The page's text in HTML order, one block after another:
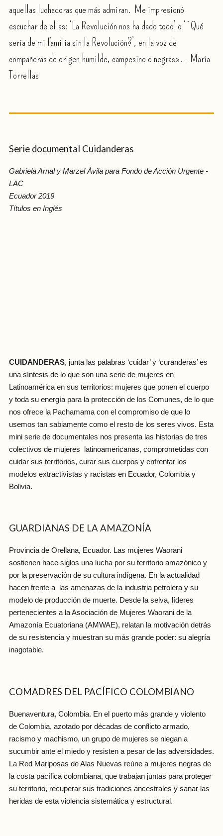
aquellas luchadoras que más admiran. Me impresionó
escuchar de ellas: ‘La Revolución nos ha dado todo’ o ‘¿Qué
sería de mi familia sin la Revolución?’, en la voz de
compañeras de origen humilde, campesino o negras». - María
Torrellas
Serie documental Cuidanderas
Gabriela Arnal y Marzel Ávila para Fondo de Acción Urgente -
LAC
Ecuador 2019
Títulos en Inglés
CUIDANDERAS, junta las palabras ‘cuidar’ y ‘curanderas’ es
una síntesis de lo que son una serie de mujeres en
Latinoamérica en sus territorios: mujeres que ponen el cuerpo
y toda su energía para la protección de los Comunes, de lo que
nos ofrece la Pachamama con el compromiso de que lo
usemos tan sabiamente como el resto de los seres vivos. Esta
mini serie de documentales nos presenta las historias de tres
colectivos de mujeres latinoamericanas, comprometidas con
cuidar sus territorios, curar sus cuerpos y enfrentar los
modelos extractivistas y racistas en Ecuador, Colombia y
Bolivia.
GUARDIANAS DE LA AMAZONÍA
Provincia de Orellana, Ecuador. Las mujeres Waorani
sostienen hace siglos una lucha por su territorio amazónico y
por la preservación de su cultura indígena. En la actualidad
hacen frente a las amenazas de la industria petrolera y su
modelo de producción de muerte. Desde la selva, líderes
pertenecientes a la Asociación de Mujeres Waorani de la
Amazonía Ecuatoriana (AMWAE), relatan la motivación detrás
de su resistencia y muestran su más grande poder: su alegría
inagotable.
COMADRES DEL PACÍFICO COLOMBIANO
Buenaventura, Colombia. En el puerto más grande y violento
de Colombia, azotado por décadas de conflicto armado,
racismo y machismo, un grupo de mujeres se niegan a
sucumbir ante el miedo y resisten a pesar de las adversidades.
La Red Mariposas de Alas Nuevas reúne a mujeres negras de
la costa pacífica colombiana, que trabajan juntas para proteger
su territorio, recuperar sus tradiciones ancestrales y sanar las
heridas de esta violencia sistemática y estructural.